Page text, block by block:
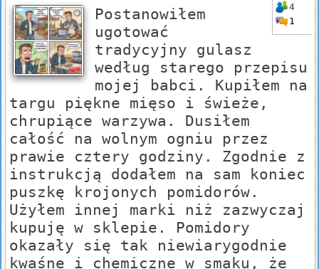
4
1
Postanowiłem
ugotować
tradycyjny gulasz
według starego przepisu
mojej babci. Kupiłem na
targu piękne mięso i świeże,
chrupiące warzywa. Dusiłem
całość na wolnym ogniu przez
prawie cztery godziny. Zgodnie z
instrukcją dodałem na sam koniec
puszkę krojonych pomidorów.
Użyłem innej marki niż zazwyczaj
kupuję w sklepie. Pomidory
okazały się tak niewiarygodnie
kwaśne i chemiczne w smaku, że